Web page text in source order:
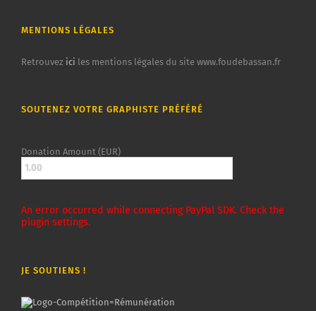
MENTIONS LÉGALES
Retrouvez ici les mentions légales du site www.foudebassan.fr
SOUTENEZ VOTRE GRAPHISTE PRÉFÉRÉ
Donation Amount (EUR)
An error occurred while connecting PayPal SDK. Check the
plugin settings.
JE SOUTIENS !